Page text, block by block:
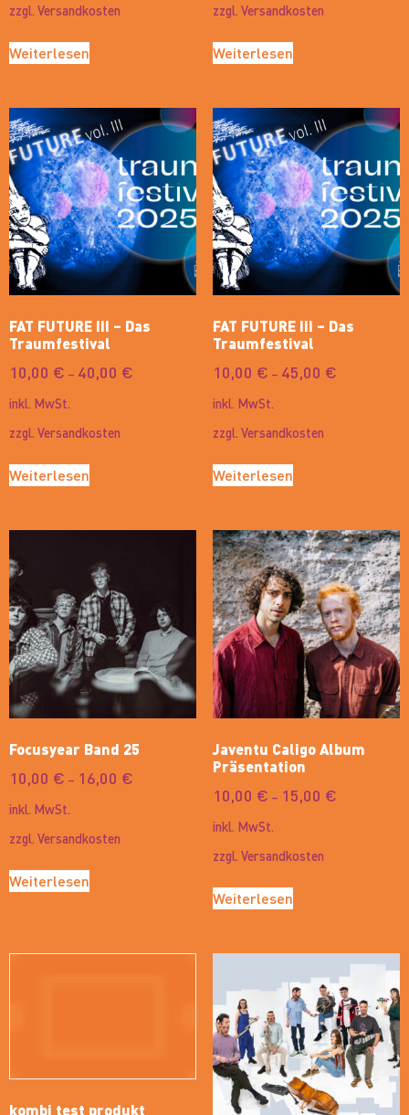
zzgl. Versandkosten
Weiterlesen
zzgl. Versandkosten
Weiterlesen
FAT FUTURE III – Das
Traumfestival
10,00 € – 40,00 €
inkl. MwSt.
zzgl. Versandkosten
Weiterlesen
FAT FUTURE III – Das
Traumfestival
10,00 € – 45,00 €
inkl. MwSt.
zzgl. Versandkosten
Weiterlesen
Focusyear Band 25
10,00 € – 16,00 €
inkl. MwSt.
zzgl. Versandkosten
Weiterlesen
Javentu Caligo Album
Präsentation
10,00 € – 15,00 €
inkl. MwSt.
zzgl. Versandkosten
Weiterlesen
kombi test produkt